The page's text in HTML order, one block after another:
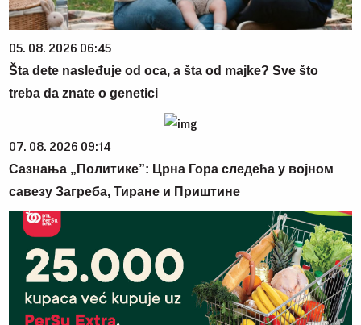
05. 08. 2026 06:45
Šta dete nasleđuje od oca, a šta od majke? Sve što
treba da znate o genetici
07. 08. 2026 09:14
Сазнања „Политике”: Црна Гора следећа у војном
савезу Загреба, Тиране и Приштине